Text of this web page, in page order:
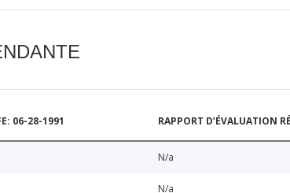
06-28-1991 RAPPORT D’ÉVALUATION
N/a
N/a